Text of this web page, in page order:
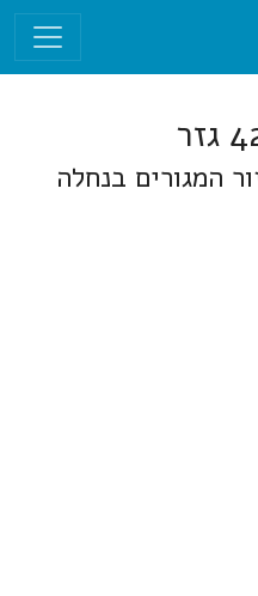
אזור המגורים בנחלה